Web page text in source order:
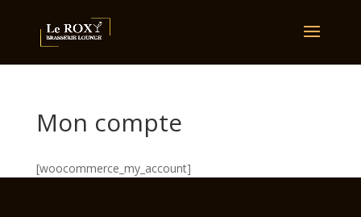
Mon compte
[woocommerce_my_account]